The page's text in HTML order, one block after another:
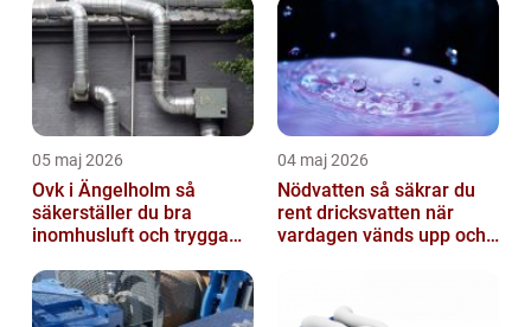
05 maj 2026
Ovk i Ängelholm så
säkerställer du bra
inomhusluft och trygga
04 maj 2026
Nödvatten så säkrar du
rent dricksvatten när
vardagen vänds upp och